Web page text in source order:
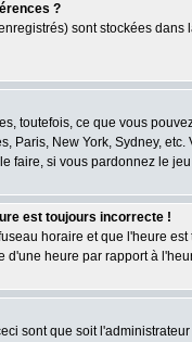
?
sont stockées
toutefois, ce que vous
Paris, New York, Sydney,
faire, si vous pardonnez le
est toujours incorrecte !
horaire et que l'heure
d'une heure par rapport à
sont que soit